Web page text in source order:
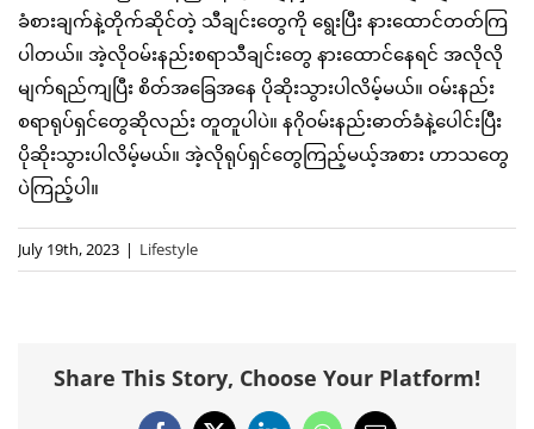
ခံစားချက်နဲ့တိုက်ဆိုင်တဲ့ သီချင်းတွေကို ရွေးပြီး နားထောင်တတ်ကြ
ပါတယ်။ အဲ့လိုဝမ်းနည်းစရာသီချင်းတွေ နားထောင်နေရင် အလိုလို
မျက်ရည်ကျပြီး စိတ်အခြေအနေ ပိုဆိုးသွားပါလိမ့်မယ်။ ဝမ်းနည်း
စရာရုပ်ရှင်တွေဆိုလည်း တူတူပါပဲ။ နဂိုဝမ်းနည်းဓာတ်ခံနဲ့ပေါင်းပြီး
ပိုဆိုးသွားပါလိမ့်မယ်။ အဲ့လိုရုပ်ရှင်တွေကြည့်မယ့်အစား ဟာသတွေ
ပဲကြည့်ပါ။
July 19th, 2023 | Lifestyle
Share This Story, Choose Your Platform!